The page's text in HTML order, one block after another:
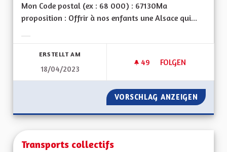
Mon Code postal (ex : 68 000) : 67130Ma
proposition : Offrir à nos enfants une Alsace qui...
ERSTELLT AM
18/04/2023
49 49 FOLLOWER
FOLGEN
POUR UNE
VORSCHLAG ANZEIGEN POUR
Transports collectifs